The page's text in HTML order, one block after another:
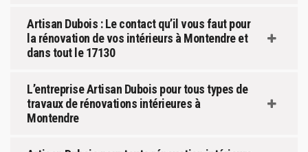
Artisan Dubois : Le contact qu’il vous faut pour
la rénovation de vos intérieurs à Montendre et
dans tout le 17130
L’entreprise Artisan Dubois pour tous types de
travaux de rénovations intérieures à
Montendre